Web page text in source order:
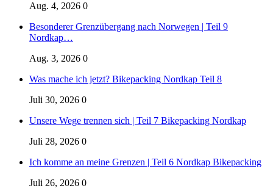
Aug. 4, 2026 0
Besonderer Grenzübergang nach Norwegen | Teil 9
Nordkap…
Aug. 3, 2026 0
Was mache ich jetzt? Bikepacking Nordkap Teil 8
Juli 30, 2026 0
Unsere Wege trennen sich | Teil 7 Bikepacking Nordkap
Juli 28, 2026 0
Ich komme an meine Grenzen | Teil 6 Nordkap Bikepacking
Juli 26, 2026 0